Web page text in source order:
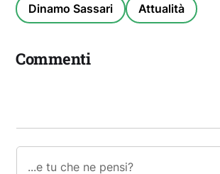
Dinamo Sassari Attualità
Commenti